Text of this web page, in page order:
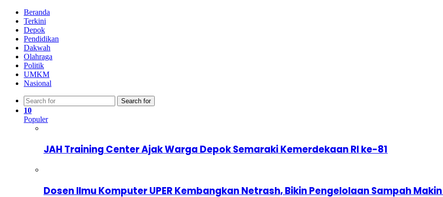
Beranda
Terkini
Depok
Pendidikan
Dakwah
Olahraga
Politik
UMKM
Nasional
Search for
10
Populer
JAH Training Center Ajak Warga Depok Semaraki Kemerdekaan RI ke-81
Dosen Ilmu Komputer UPER Kembangkan Netrash, Bikin Pengelolaan Sampah